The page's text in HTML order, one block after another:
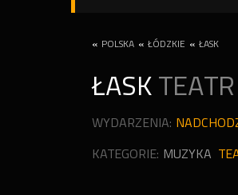
« POLSKA « ŁÓDZKIE « ŁASK
ŁASK TEATR
WYDARZENIA:
KATEGORIE: MUZYKA